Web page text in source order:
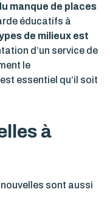
manque de places
éducatifs à
de milieux est
d’un service de
le
essentiel qu’il soit
à
sont aussi